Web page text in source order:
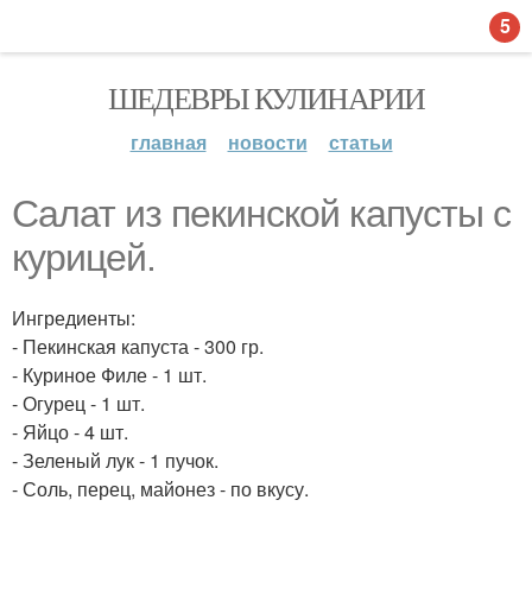
ШЕДЕВРЫ КУЛИНАРИИ
главная новости статьи
Салат из пекинской капусты с
курицей.
Ингредиенты:
- Пекинская капуста - 300 гр.
- Куриное Филе - 1 шт.
- Огурец - 1 шт.
- Яйцо - 4 шт.
- Зеленый лук - 1 пучок.
- Соль, перец, майонез - по вкусу.
5